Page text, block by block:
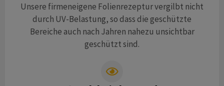
Unsere firmeneigene Folienrezeptur vergilbt nicht
durch UV-Belastung, so dass die geschützte
Bereiche auch nach Jahren nahezu unsichtbar
geschützt sind.